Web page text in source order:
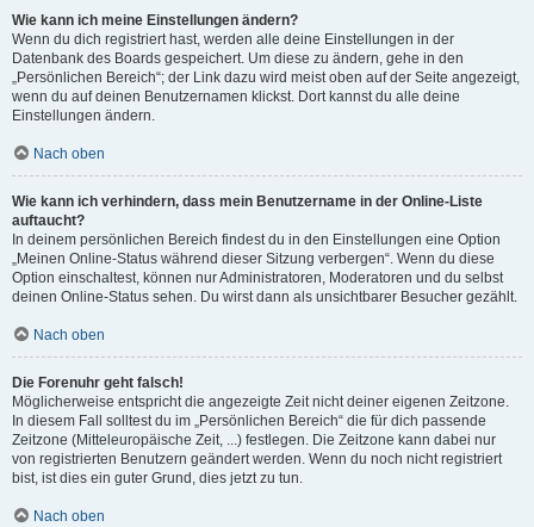
Wie kann ich meine Einstellungen ändern?
Wenn du dich registriert hast, werden alle deine Einstellungen in der
Datenbank des Boards gespeichert. Um diese zu ändern, gehe in den
„Persönlichen Bereich“; der Link dazu wird meist oben auf der Seite angezeigt,
wenn du auf deinen Benutzernamen klickst. Dort kannst du alle deine
Einstellungen ändern.
Nach oben
Wie kann ich verhindern, dass mein Benutzername in der Online-Liste
auftaucht?
In deinem persönlichen Bereich findest du in den Einstellungen eine Option
„Meinen Online-Status während dieser Sitzung verbergen“. Wenn du diese
Option einschaltest, können nur Administratoren, Moderatoren und du selbst
deinen Online-Status sehen. Du wirst dann als unsichtbarer Besucher gezählt.
Nach oben
Die Forenuhr geht falsch!
Möglicherweise entspricht die angezeigte Zeit nicht deiner eigenen Zeitzone.
In diesem Fall solltest du im „Persönlichen Bereich“ die für dich passende
Zeitzone (Mitteleuropäische Zeit, ...) festlegen. Die Zeitzone kann dabei nur
von registrierten Benutzern geändert werden. Wenn du noch nicht registriert
bist, ist dies ein guter Grund, dies jetzt zu tun.
Nach oben